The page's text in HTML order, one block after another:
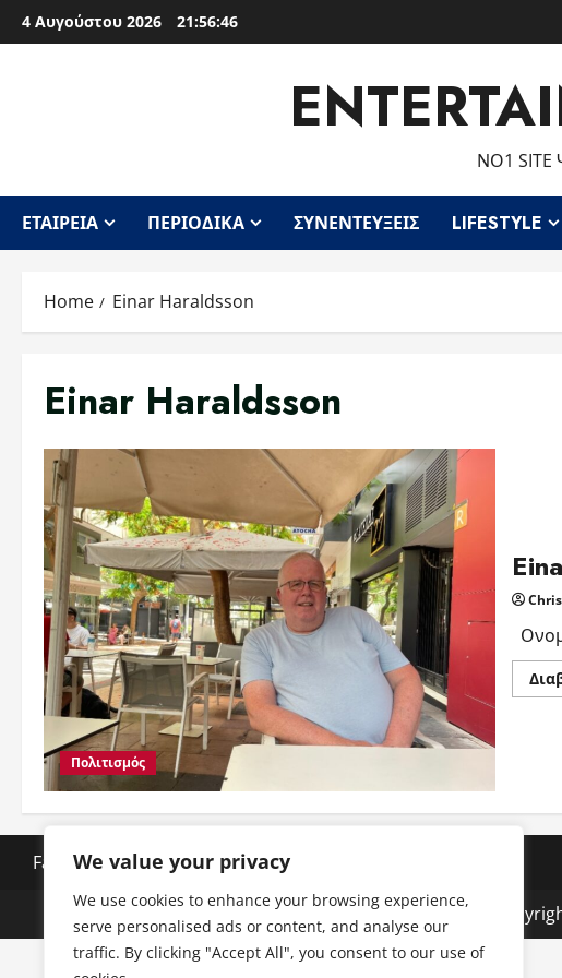
We value your privacy
We use cookies to enhance your browsing experience,
serve personalised ads or content, and analyse our
traffic. By clicking "Accept All", you consent to our use of
Skip
to
4 Αυγούστου 2026 21:56:46
ΝΟ1 SITE
ΕΤΑΙΡΕΊΑ ΠΕΡΙΟΔΙΚΆ ΣΥΝΕΝΤΕΎΞΕΙΣ LIFESTYLE
Home Einar Haraldsson
Einar Haraldsson
Πολιτισμός
Facebook Instagram Twitter